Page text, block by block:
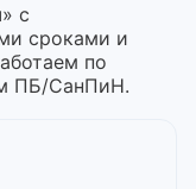
с
сроками и
по
ПБ/СанПиН.